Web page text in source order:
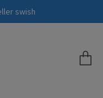
swish